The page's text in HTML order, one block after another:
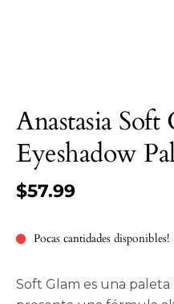
Anastasia Soft
Eyeshadow
$57.99
Pocas cantidades disponibles!
Soft Glam es una